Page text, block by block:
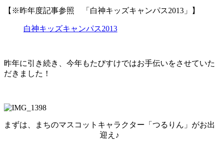
【※昨年度記事参照 「白神キッズキャンパス2013」】
白神キッズキャンパス2013
昨年に引き続き、今年もたびすけではお手伝いをさせていた
だきました！
まずは、まちのマスコットキャラクター「つるりん」がお出
迎え♪